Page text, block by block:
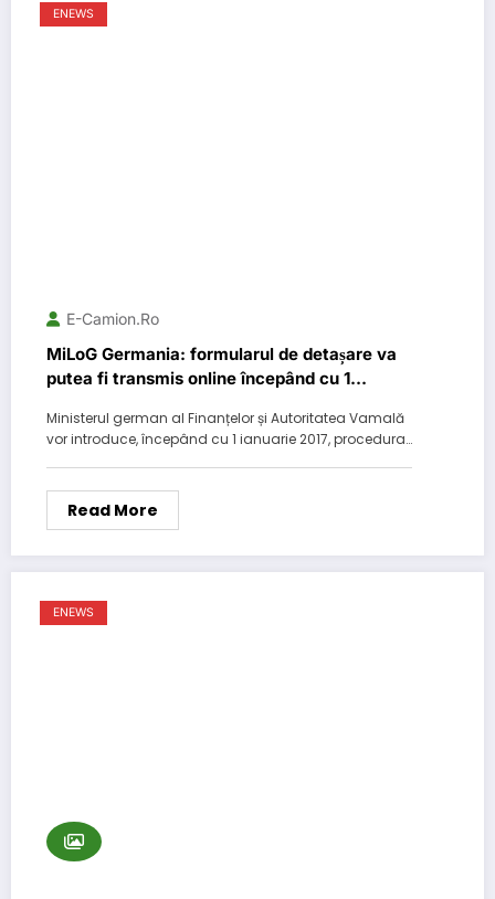
ENEWS
E-Camion.ro
MiLoG Germania: formularul de detașare va
putea fi transmis online începând cu 1
Ministerul german al Finanțelor și Autoritatea Vamală
vor introduce, începând cu 1 ianuarie 2017, procedura…
Read More
ENEWS